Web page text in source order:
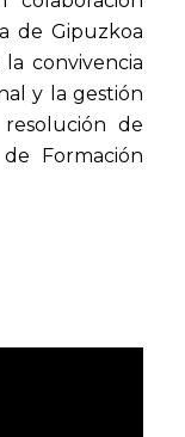
de Gipuzkoa
convivencia
y la gestión
de
Formación